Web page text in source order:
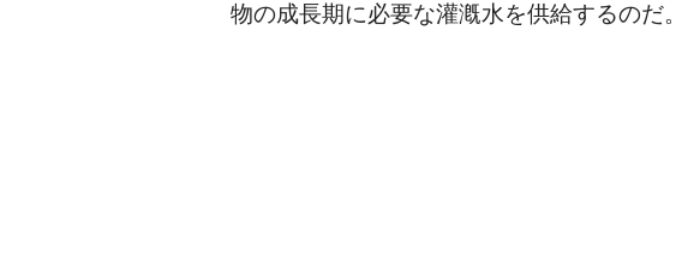
物の成長期に必要な灌漑水を供給するのだ。